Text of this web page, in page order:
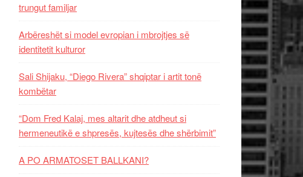
trungut familjar
Arbëreshët si model evropian i mbrojtjes së
identitetit kulturor
Sali Shijaku, “Diego Rivera” shqiptar i artit tonë
kombëtar
“Dom Fred Kalaj, mes altarit dhe atdheut si
hermeneutikë e shpresës, kujtesës dhe shërbimit”
A PO ARMATOSET BALLKANI?